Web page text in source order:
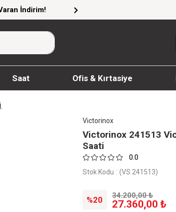
İndirim! 1000 TL ve üzeri
Saat Ofis & Kırtasiye
Victorinox
Victorinox 241513
Saati
0.0
Stok Kodu (VS 241513)
20 34.200,00 ₺
27.360,00 ₺